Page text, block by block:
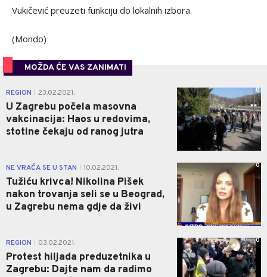
Vukičević preuzeti funkciju do lokalnih izbora.
(Mondo)
MOŽDA ĆE VAS ZANIMATI
REGION 23.02.2021.
U Zagrebu počela masovna
vakcinacija: Haos u redovima,
stotine čekaju od ranog jutra
0
NE VRAĆA SE U STAN 10.02.2021.
Tužiću krivca! Nikolina Pišek
nakon trovanja seli se u Beograd,
u Zagrebu nema gdje da živi
0
REGION 03.02.2021.
Protest hiljada preduzetnika u
Zagrebu: Dajte nam da radimo
0